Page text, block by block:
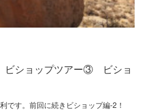
ビショップツアー③ ビショ
です。前回に続きビショップ編-2！